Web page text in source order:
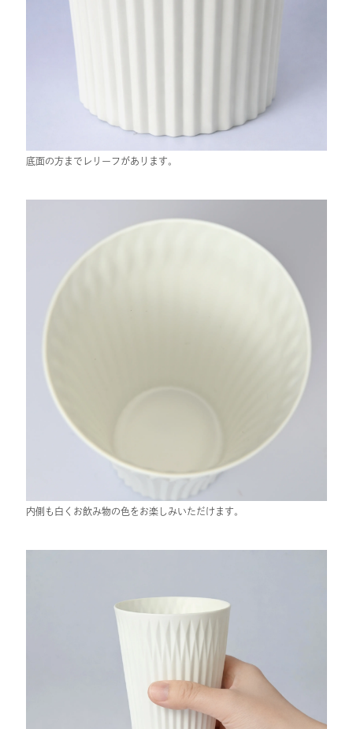
底面の方までレリーフがあります。
内側も白くお飲み物の色をお楽しみいただけます。